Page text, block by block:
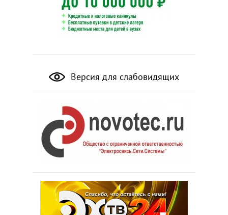
Версия для слабовидящих